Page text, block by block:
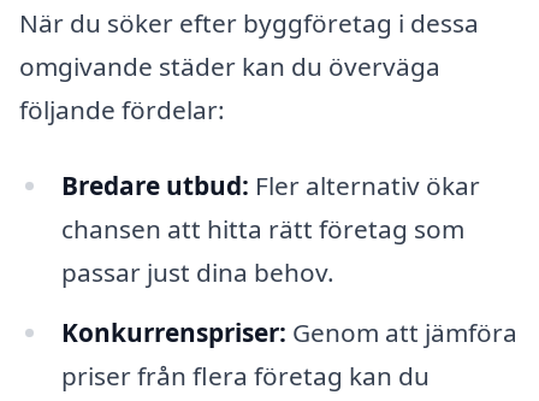
När du söker efter byggföretag i dessa
omgivande städer kan du överväga
följande fördelar:
Bredare utbud: Fler alternativ ökar
chansen att hitta rätt företag som
passar just dina behov.
Konkurrenspriser: Genom att jämföra
priser från flera företag kan du